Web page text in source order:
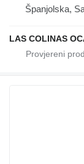
Španjolska,
LAS COLINAS